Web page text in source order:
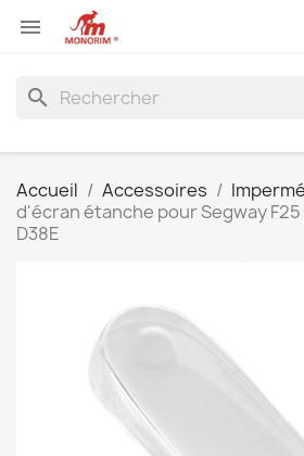

search
Accueil Accessoires
d'écran étanche pour Segway F25
D38E